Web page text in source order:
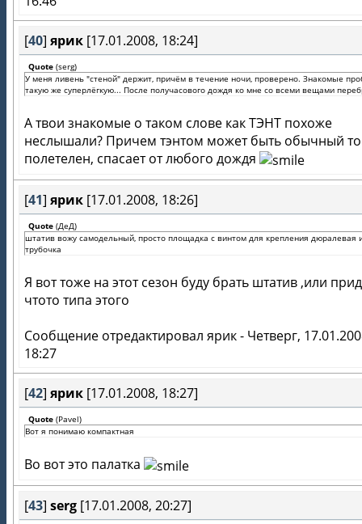
[40] ярик [17.01.2008, 18:24]
Quote (serg)
У меня ливень "стеной" держит, причём в течение ночи, проверено. Знакомые
такую же суперлёгкую... После получасового дождя ко мне со всеми вещами
А твои знакомые о таком слове как ТЭНТ похоже
неслышали? Причем тэнтом может быть обычный
полетелен, спасает от любого дождя
[41] ярик [17.01.2008, 18:26]
Quote (ДеД)
штатив вожу самодельный, просто площадка с винтом для крепления дюралевая
трубочка
Я вот тоже на этот сезон буду брать штатив ,или
чтото типа этого
Сообщение отредактировал ярик- Четверг,
18:27
[42] ярик [17.01.2008, 18:27]
Quote (Pavel)
Вот я понимаю компактная
Во вот это палатка
[43] serg [17.01.2008, 20:27]